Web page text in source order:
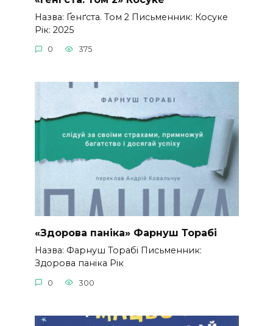
Назва: Ґенґста. Том 2 Письменник: Косуке
Рік: 2025
0 375
«Здорова паніка» Фарнуш Торабі
Назва: Фарнуш Торабі Письменник:
Здорова паніка Рік
0 300